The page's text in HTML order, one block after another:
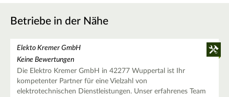
Betriebe in der Nähe
Elekto Kremer GmbH
Keine Bewertungen
Die Elektro Kremer GmbH in 42277 Wuppertal ist Ihr
kompetenter Partner für eine Vielzahl von
elektrotechnischen Dienstleistungen. Unser erfahrenes Team